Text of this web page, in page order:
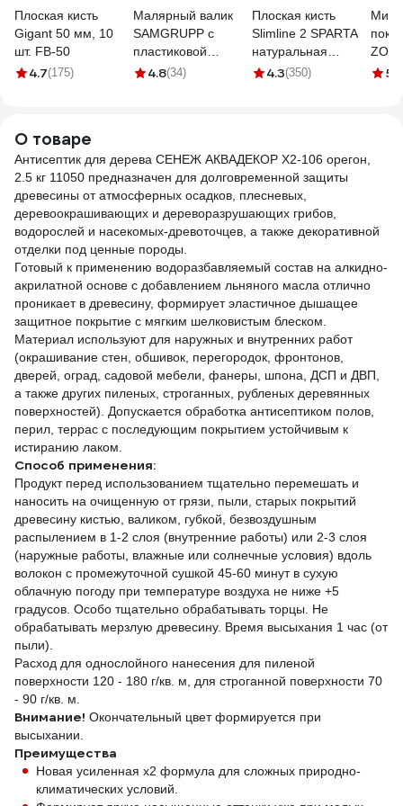
Плоская кисть
Gigant 50 мм, 10
шт. FB-50
4.7(175)
Малярный валик
SAMGRUPP с
пластиковой
ручкой, 100 мм,
4.8(34)
Плоская кисть
Slimline 2 SPARTA
натуральная
щетина,
4.3(350)
с 5
О товаре
Антисептик для дерева СЕНЕЖ АКВАДЕКОР Х2-106 орегон,
2.5 кг 11050 предназначен для долговременной защиты
древесины от атмосферных осадков, плесневых,
деревоокрашивающих и дереворазрушающих грибов,
водорослей и насекомых-древоточцев, а также декоративной
отделки под ценные породы.
Готовый к применению водоразбавляемый состав на алкидно-
акрилатной основе с добавлением льняного масла отлично
проникает в древесину, формирует эластичное дышащее
защитное покрытие с мягким шелковистым блеском.
Материал используют для наружных и внутренних работ
(окрашивание стен, обшивок, перегородок, фронтонов,
дверей, оград, садовой мебели, фанеры, шпона, ДСП и ДВП,
а также других пиленых, строганных, рубленых деревянных
поверхностей). Допускается обработка антисептиком полов,
перил, террас с последующим покрытием устойчивым к
истиранию лаком.
Способ применения:
Продукт перед использованием тщательно перемешать и
наносить на очищенную от грязи, пыли, старых покрытий
древесину кистью, валиком, губкой, безвоздушным
распылением в 1-2 слоя (внутренние работы) или 2-3 слоя
(наружные работы, влажные или солнечные условия) вдоль
волокон с промежуточной сушкой 45-60 минут в сухую
облачную погоду при температуре воздуха не ниже +5
градусов. Особо тщательно обрабатывать торцы. Не
обрабатывать мерзлую древесину. Время высыхания 1 час (от
пыли).
Расход для однослойного нанесения для пиленой
поверхности 120 - 180 г/кв. м, для строганной поверхности 70
- 90 г/кв. м.
Внимание! Окончательный цвет формируется при
высыхании.
Преимущества
Новая усиленная х2 формула для сложных природно-
климатических условий.